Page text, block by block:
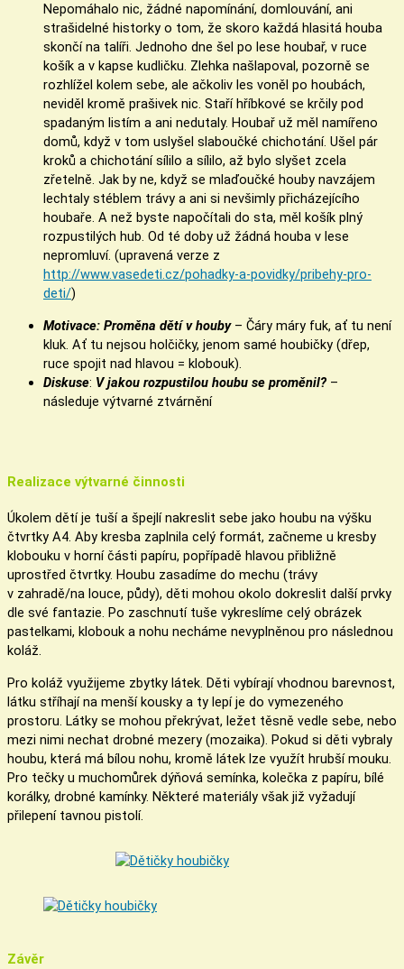
Nepomáhalo nic, žádné napomínání, domlouvání, ani
strašidelné historky o tom, že skoro každá hlasitá houba
skončí na talíři. Jednoho dne šel po lese houbař, v ruce
košík a v kapse kudličku. Zlehka našlapoval, pozorně se
rozhlížel kolem sebe, ale ačkoliv les voněl po houbách,
neviděl kromě prašivek nic. Staří hříbkové se krčily pod
spadaným listím a ani nedutaly. Houbař už měl namířeno
domů, když v tom uslyšel slaboučké chichotání. Ušel pár
kroků a chichotání sílilo a sílilo, až bylo slyšet zcela
zřetelně. Jak by ne, když se mlaďoučké houby navzájem
lechtaly stéblem trávy a ani si nevšimly přicházejícího
houbaře. A než byste napočítali do sta, měl košík plný
rozpustilých hub. Od té doby už žádná houba v lese
nepromluví. (upravená verze z
http://www.vasedeti.cz/pohadky-a-povidky/pribehy-pro-
deti/)
Motivace: Proměna dětí v houby– Čáry máry fuk, ať tu není
kluk. Ať tu nejsou holčičky, jenom samé houbičky (dřep,
ruce spojit nad hlavou = klobouk).
Diskuse: V jakou rozpustilou houbu se proměnil? –
následuje výtvarné ztvárnění
Realizace výtvarné činnosti
Úkolem dětí je tuší a špejlí nakreslit sebe jako houbu na výšku
čtvrtky A4. Aby kresba zaplnila celý formát, začneme u kresby
klobouku v horní části papíru, popřípadě hlavou přibližně
uprostřed čtvrtky. Houbu zasadíme do mechu (trávy
v zahradě/na louce, půdy), děti mohou okolo dokreslit další prvky
dle své fantazie. Po zaschnutí tuše vykreslíme celý obrázek
pastelkami, klobouk a nohu necháme nevyplněnou pro následnou
koláž.
Pro koláž využijeme zbytky látek. Děti vybírají vhodnou barevnost,
látku stříhají na menší kousky a ty lepí je do vymezeného
prostoru. Látky se mohou překrývat, ležet těsně vedle sebe, nebo
mezi nimi nechat drobné mezery (mozaika). Pokud si děti vybraly
houbu, která má bílou nohu, kromě látek lze využít hrubší mouku.
Pro tečky u muchomůrek dýňová semínka, kolečka z papíru, bílé
korálky, drobné kamínky. Některé materiály však již vyžadují
přilepení tavnou pistolí.
Závěr